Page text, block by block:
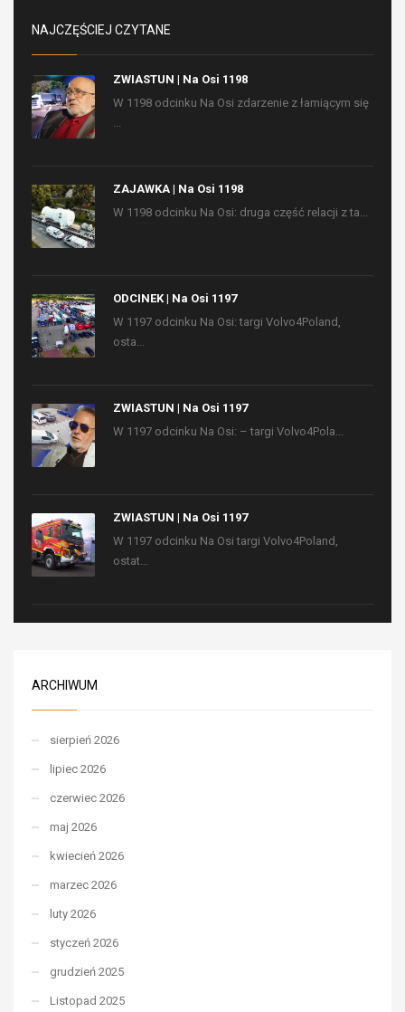
NAJCZĘŚCIEJ CZYTANE
ZWIASTUN | Na Osi 1198
W 1198 odcinku Na Osi zdarzenie z łamiącym się
ZAJAWKA | Na Osi 1198
W 1198 odcinku Na Osi: druga część relacji z ta...
ODCINEK | Na Osi 1197
W 1197 odcinku Na Osi: targi Volvo4Poland,
osta...
ZWIASTUN | Na Osi 1197
W 1197 odcinku Na Osi: – targi Volvo4Pola...
ZWIASTUN | Na Osi 1197
W 1197 odcinku Na Osi targi Volvo4Poland,
ostat...
ARCHIWUM
sierpień 2026
lipiec 2026
czerwiec 2026
maj 2026
kwiecień 2026
marzec 2026
luty 2026
styczeń 2026
grudzień 2025
Listopad 2025